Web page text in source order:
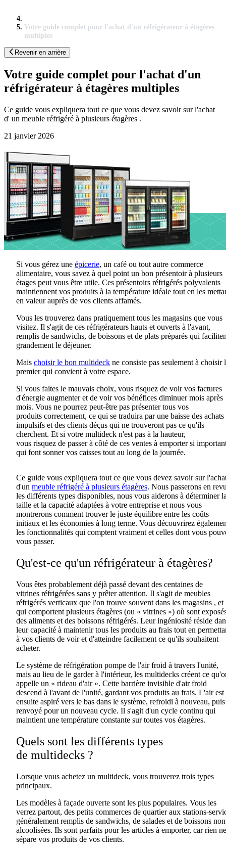
Votre guide complet pour l'achat d'un réfrigérateur à étagères
multiples
Revenir en arrière
Votre guide complet pour l'achat d'un
réfrigérateur à étagères multiples
Ce guide vous expliquera tout ce que vous devez savoir sur l'achat
d' un meuble réfrigéré à plusieurs étagères .
21 janvier 2026
Si vous gérez une épicerie, un café ou tout autre commerce
alimentaire, vous savez à quel point un bon présentoir à plusieurs
étages peut vous être utile. Ces présentoirs réfrigérés polyvalents
maintiennent vos produits à la température idéale tout en les
en valeur auprès de vos clients affamés.
Vous les trouverez dans pratiquement tous les magasins que vous
visitez. Il s'agit de ces réfrigérateurs hauts et ouverts à l'avant,
remplis de sandwichs, de boissons et de plats préparés qui
grandement le déjeuner.
Mais choisir le bon multideck ne consiste pas seulement à choisir
premier qui convient à votre espace.
Si vous faites le mauvais choix, vous risquez de voir vos factures
d'énergie augmenteret de voir vos bénéfices diminuer mois après
mois. Vous ne pourrez peut-être pas présentertous vos
produits correctement, ce qui se traduira par une baisse des achats
impulsifs et des clients déçus qui ne trouveront pas ce qu'ils
cherchent. Et si votre multideck n'est pas à la hauteur,
vous risquez de passer à côté de ces ventes à emporter si
qui font sonnervos caisses tout au long de la journée.
Ce guide vous expliquera tout ce que vous devez savoir sur
d'un meuble réfrigéré à plusieurs étagères. Nous passerons en
les différents types disponibles, nous vous aiderons à déterminer
taille et la capacité adaptées à votre entreprise et nous vous
montrerons comment trouver le juste équilibre entre les coûts
initiaux et les économies à long terme. Vous découvrirez
les fonctionnalités qui comptent vraiment et celles dont vous
vous passer.
Qu'est-ce qu'un réfrigérateur à étagères?
Vous êtes probablement déjà passé devant des centaines de
vitrines réfrigérées sans y prêter attention. Il s'agit de meubles
réfrigérés verticaux que l'on trouve souvent dans les magasins , et
qui comportent plusieurs étagères (ou « vitrines ») où sont
des aliments et des boissons réfrigérés. Leur ingéniosité réside
leur capacité à maintenir tous les produits au frais tout en
à vos clients de voir et d'atteindre facilement ce qu'ils souhaitent
acheter.
Le système de réfrigération pompe de l'air froid à travers l'unité,
mais au lieu de le garder à l'intérieur, les multidecks créent ce
appelle un « rideau d'air ». Cette barrière invisible d'air froid
descend à l'avant de l'unité, gardant vos produits au frais. L'air est
ensuite aspiré vers le bas dans le système, refroidi à nouveau, puis
renvoyé pour un nouveau cycle. Il s'agit d'un cycle continu qui
maintient une température constante sur toutes vos étagères.
Quels sont les différents types
de multidecks ?
Lorsque vous achetez un multideck, vous trouverez trois types
principaux.
Les modèles à façade ouverte sont les plus populaires. Vous les
verrez partout, des petits commerces de quartier aux stations-
généralement remplis de sandwichs, de salades et de boissons non
alcoolisées. Ils sont parfaits pour les articles à emporter, car rien ne
sépare vos produits de vos clients.